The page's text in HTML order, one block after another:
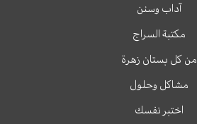
آداب وسنن
مكتبة السراج
من كل بستان زهرة
مشاكل وحلول
اختبر نفسك